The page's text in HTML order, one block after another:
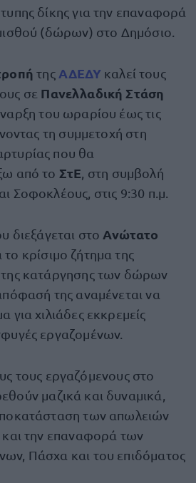
δίκης για την επαναφορά
(δώρων) στο Δημόσιο.
της ΑΔΕΔΥ καλεί τους
σε Πανελλαδική Στάση
του ωραρίου έως τις
τη συμμετοχή στη
που θα
από το ΣτΕ , στη συμβολή
Σοφοκλέους, στις 9:30 π.μ.
διεξάγεται στο Ανώτατο
το κρίσιμο ζήτημα της
της κατάργησης των δώρων
της αναμένεται να
για χιλιάδες εκκρεμείς
εργαζομένων.
τους εργαζόμενους στο
μαζικά και δυναμικά,
των απωλειών
και την επαναφορά των
Πάσχα και του επιδόματος